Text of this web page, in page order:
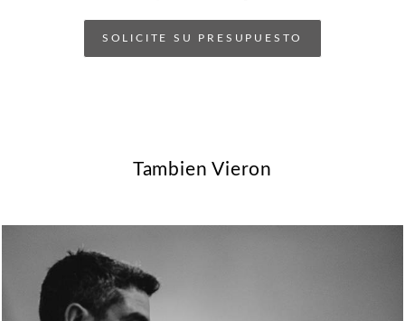
SOLICITE SU PRESUPUESTO
Tambien Vieron